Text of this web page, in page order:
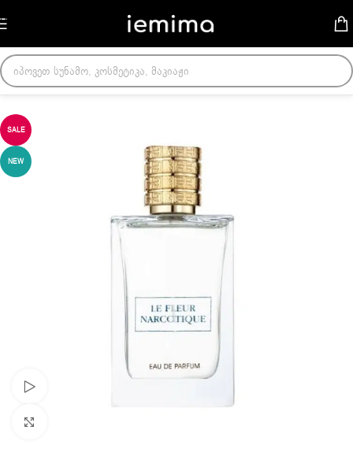
Skip to navigation
მთავარი/ქალის სუნამოები
SALE
NEW